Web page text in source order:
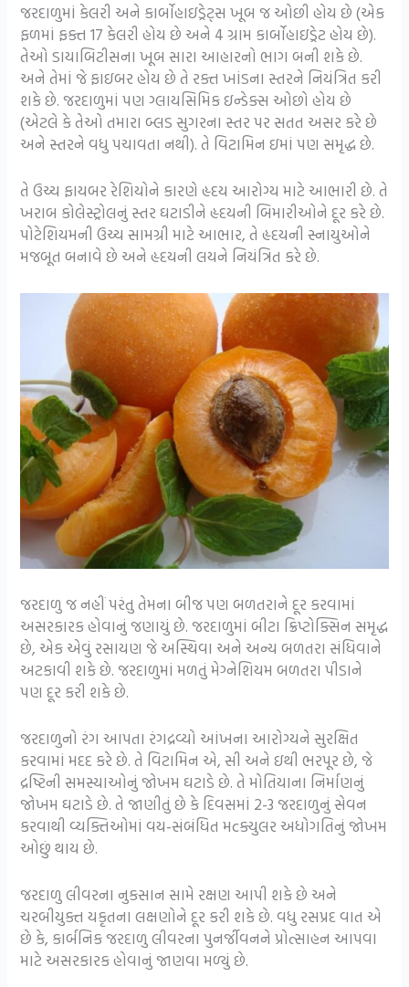
જરદાળુમાં કેલરી અને કાર્બોહાઇડ્રેટ્સ ખૂબ જ ઓછી હોય છે (એક
ફળમાં ફક્ત 17 કેલરી હોય છે અને 4 ગ્રામ કાર્બોહાઇડ્રેટ હોય છે).
તેઓ ડાયાબિટીસના ખૂબ સારા આહારનો ભાગ બની શકે છે.
અને તેમાં જે ફાઇબર હોય છે તે રક્ત ખાંડના સ્તરને નિયંત્રિત કરી
શકે છે. જરદાળુમાં પણ ગ્લાયસિમિક ઇન્ડેક્સ ઓછો હોય છે
(એટલે ​​કે તેઓ તમારા બ્લડ સુગરના સ્તર પર સતત અસર કરે છે
અને સ્તરને વધુ પચાવતા નથી). તે વિટામિન ઇમાં પણ સમૃદ્ધ છે.
તે ઉચ્ચ ફાયબર રેશિયોને કારણે હૃદય આરોગ્ય માટે આભારી છે. તે
ખરાબ કોલેસ્ટ્રોલનું સ્તર ઘટાડીને હૃદયની બિમારીઓને દૂર કરે છે.
પોટેશિયમની ઉચ્ચ સામગ્રી માટે આભાર, તે હૃદયની સ્નાયુઓને
મજબૂત બનાવે છે અને હૃદયની લયને નિયંત્રિત કરે છે.
જરદાળુ જ નહીં પરંતુ તેમના બીજ પણ બળતરાને દૂર કરવામાં
અસરકારક હોવાનું જણાયું છે. જરદાળુમાં બીટા ક્રિપ્ટોક્સિન સમૃદ્ધ
છે, એક એવું રસાયણ જે અસ્થિવા અને અન્ય બળતરા સંધિવાને
અટકાવી શકે છે. જરદાળુમાં મળતું મેગ્નેશિયમ બળતરા પીડાને
પણ દૂર કરી શકે છે.
જરદાળુનો રંગ આપતા રંગદ્રવ્યો આંખના આરોગ્યને સુરક્ષિત
કરવામાં મદદ કરે છે. તે વિટામિન એ, સી અને ઇથી ભરપૂર છે, જે
દ્રષ્ટિની સમસ્યાઓનું જોખમ ઘટાડે છે. તે મોતિયાના નિર્માણનું
જોખમ ઘટાડે છે. તે જાણીતું છે કે દિવસમાં 2-3 જરદાળુનું સેવન
કરવાથી વ્યક્તિઓમાં વય-સંબંધિત મcક્યુલર અધોગતિનું જોખમ
ઓછું થાય છે.
જરદાળુ લીવરના નુકસાન સામે રક્ષણ આપી શકે છે અને
ચરબીયુક્ત યકૃતના લક્ષણોને દૂર કરી શકે છે. વધુ રસપ્રદ વાત એ
છે કે, કાર્બનિક જરદાળુ લીવરના પુનર્જીવનને પ્રોત્સાહન આપવા
માટે અસરકારક હોવાનું જાણવા મળ્યું છે.